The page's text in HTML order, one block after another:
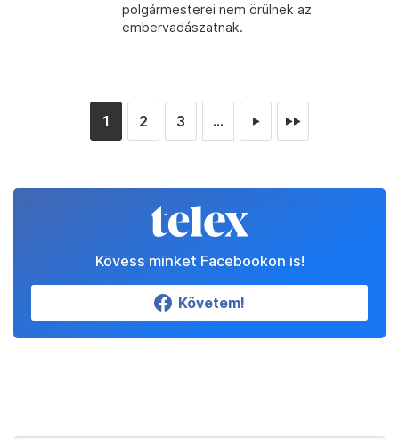
polgármesterei nem örülnek az
embervadászatnak.
1 2 3 ... ► ►►
Kövess minket Facebookon is!
Követem!